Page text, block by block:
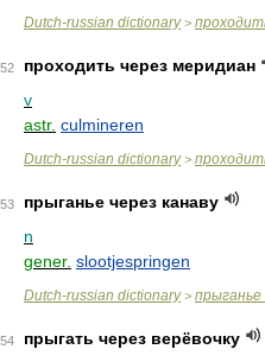
Dutch-russian dictionary>
52
проходить через меридиан
v
astr. culmineren
Dutch-russian dictionary>
53
прыганье через канаву
n
gener. slootjespringen
Dutch-russian dictionary> прыганье
54
прыгать через верёвочку